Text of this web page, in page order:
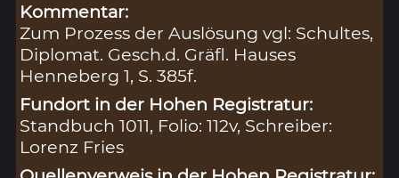
Kommentar:
Zum Prozess der Auslösung vgl: Schultes,
Diplomat. Gesch.d. Gräfl. Hauses
Henneberg 1, S. 385f.
Fundort in der Hohen Registratur:
Standbuch 1011, Folio: 112v, Schreiber:
Lorenz Fries